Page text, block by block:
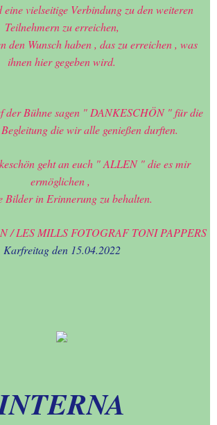
eine vielseitige Verbindung zu den weiteren
Teilnehmern zu erreichen,
den Wunsch haben , das zu erreichen , was
ihnen hier gegeben wird.
der Bühne sagen " DANKESCHÖN " für die
die wir alle genießen durften.
geht an euch " ALLEN " die es mir
ermöglichen ,
Bilder in Erinnerung zu behalten.
/ LES MILLS FOTOGRAF TONI PAPPERS
Karfreitag den 15.04.2022
TERNA